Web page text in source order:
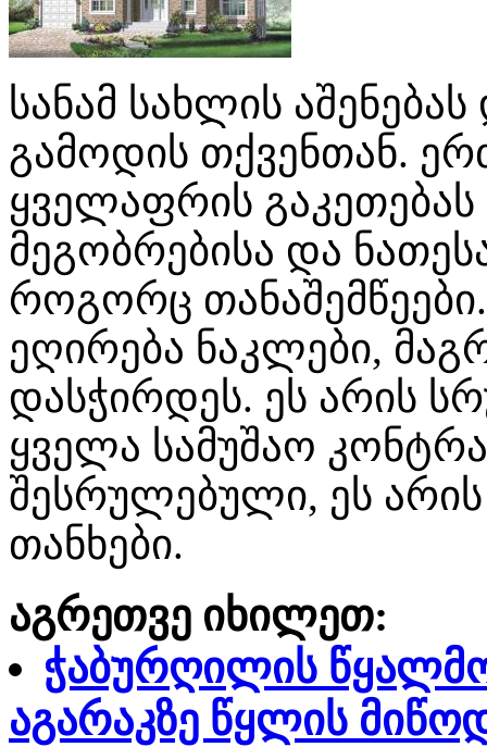
სანამ სახლის
გამოდის თქვენთან.
ყველაფრის
მეგობრებისა და
როგორც
ეღირება ნაკლები,
დასჭირდეს. ეს არის
ყველა სამუშაო
შესრულებული, ეს
თანხები.
აგრეთვე იხილეთ:
ჭაბურღილის
აგარაკზე წყლის